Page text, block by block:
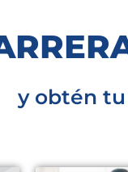
y obtén